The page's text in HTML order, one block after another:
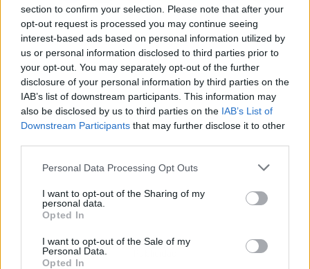
section to confirm your selection. Please note that after your
opt-out request is processed you may continue seeing
interest-based ads based on personal information utilized by
us or personal information disclosed to third parties prior to
your opt-out. You may separately opt-out of the further
disclosure of your personal information by third parties on the
IAB’s list of downstream participants. This information may
also be disclosed by us to third parties on the IAB’s List of
Downstream Participants that may further disclose it to other
Personal Data Processing Opt Outs
I want to opt-out of the Sharing of my
personal data.
Opted In
I want to opt-out of the Sale of my
Personal Data.
Opted In